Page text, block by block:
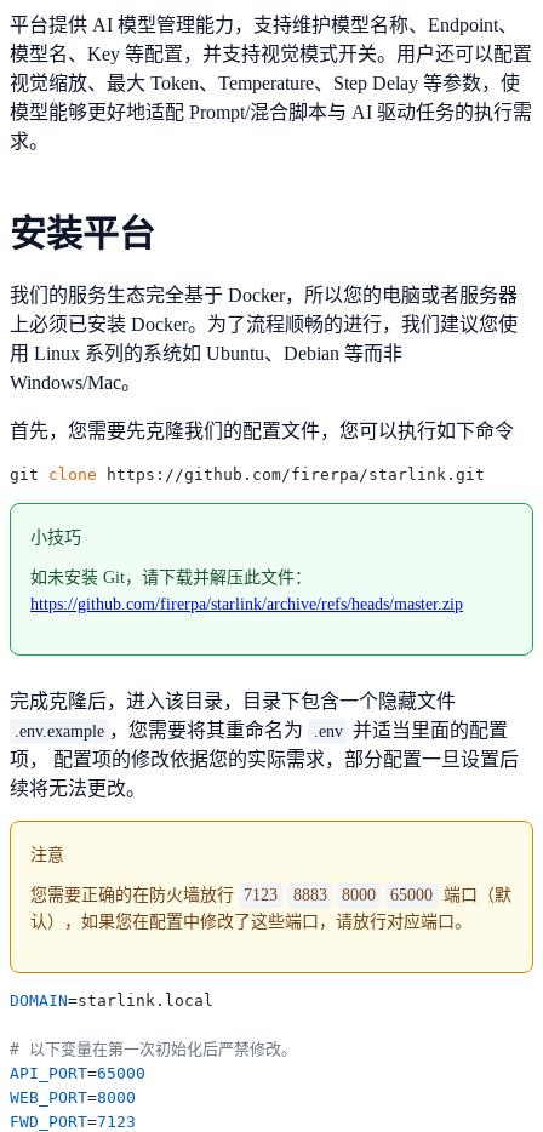
平台提供 AI 模型管理能力，支持维护模型名称、Endpoint、
模型名、Key 等配置，并支持视觉模式开关。用户还可以配置
视觉缩放、最大 Token、Temperature、Step Delay 等参数，使
模型能够更好地适配 Prompt/混合脚本与 AI 驱动任务的执行需
求。
安装平台
我们的服务生态完全基于 Docker，所以您的电脑或者服务器
上必须已安装 Docker。为了流程顺畅的进行，我们建议您使
用 Linux 系列的系统如 Ubuntu、Debian 等而非
Windows/Mac。
首先，您需要先克隆我们的配置文件，您可以执行如下命令
git clone
小技巧
如未安装 Git，请下载并解压此文件：
https://github.com/firerpa/starlink/archive/refs/heads/master.zip
完成克隆后，进入该目录，目录下包含一个隐藏文件
.env.example ，您需要将其重命名为 .env 并适当里面的配置
项， 配置项的修改依据您的实际需求，部分配置一旦设置后
续将无法更改。
注意
您需要正确的在防火墙放行 7123 8883 8000 65000 端口（默
认），如果您在配置中修改了这些端口，请放行对应端口。
DOMAIN=starlink.local
# 以下变量在第一次初始化后严禁修改。
API_PORT=65000
WEB_PORT=8000
FWD_PORT=7123